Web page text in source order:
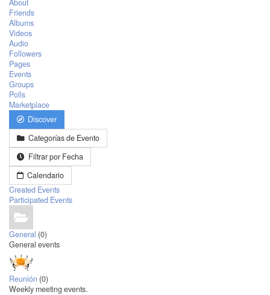
About
Friends
Albums
Videos
Audio
Followers
Pages
Events
Groups
Polls
Marketplace
Discover
Categorías de Evento
Filtrar por Fecha
Calendario
Created Events
Participated Events
General (0)
General events
Reunión (0)
Weekly meeting events.